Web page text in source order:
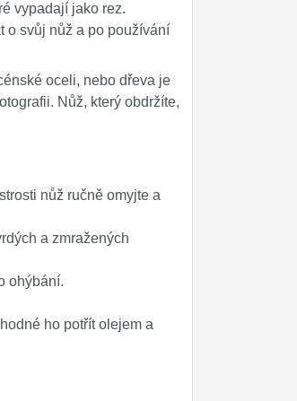
vypadají jako rez.
o svůj nůž a po používání
oceli, nebo dřeva je
Nůž, který obdržíte,
nůž ručně omyjte a
a zmražených
ohýbání.
ho potřít olejem a